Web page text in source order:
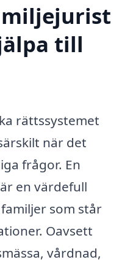
till
rättssystemet
när det
frågor. En
en värdefull
som står
Oavsett
vårdnad,